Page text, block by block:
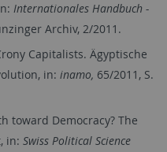
Internationales Handbuch -
Archiv, 2/2011.
Capitalists. Ägyptische
in:inamo, 65/2011, S.
toward Democracy? The
in:Swiss Political Science